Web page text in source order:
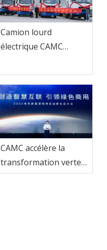
Camion lourd
électrique CAMC
CAMC accélère la
transformation verte
et stimule la